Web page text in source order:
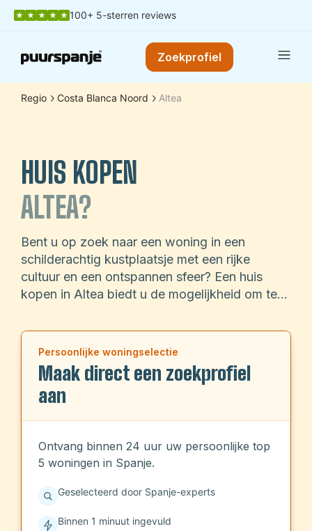
100+ 5-sterren reviews
Zoekprofiel
Regio Costa Blanca Noord Altea
HUIS KOPEN
ALTEA?
Bent u op zoek naar een woning in een
schilderachtig kustplaatsje met een rijke
cultuur en een ontspannen sfeer? Een huis
kopen in Altea biedt u de mogelijkheid om te
omgeving die zowel authentiek als levendig is.
Gelegen aan de
Costa Blanca
Altea traditionele Spaanse charme met
moderne voorzieningen, waardoor het een
ideale plek is voor zowel permanente
Persoonlijke woningselectie
Maak direct een zoekprofiel
aan
Ontvang binnen 24 uur uw persoonlijke top
5 woningen in Spanje.
Geselecteerd door Spanje-experts
Binnen 1 minuut ingevuld